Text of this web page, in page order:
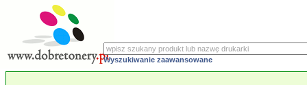
Wyszukiwanie zaawansowane